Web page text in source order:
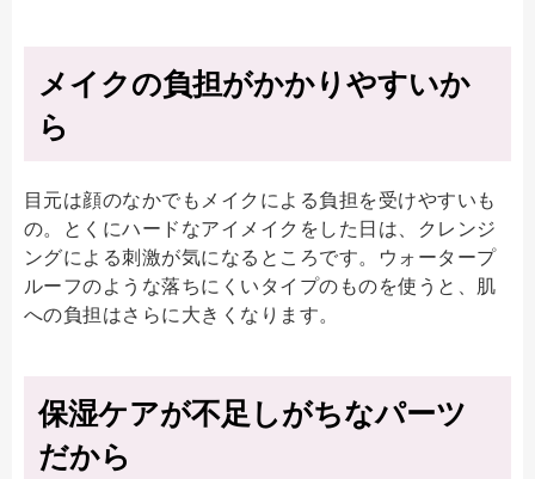
メイクの負担がかかりやすいか
ら
目元は顔のなかでもメイクによる負担を受けやすいも
の。とくにハードなアイメイクをした日は、クレンジ
ングによる刺激が気になるところです。ウォータープ
ルーフのような落ちにくいタイプのものを使うと、肌
への負担はさらに大きくなります。
保湿ケアが不足しがちなパーツ
だから